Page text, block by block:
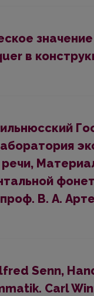
в
речи,
В. А.
Senn,
Carl